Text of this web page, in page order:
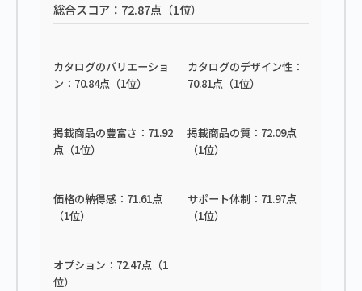
総合スコア：72.87点（1位）
カタログのバリエーショ
ン：70.84点（1位）
カタログのデザイン性：
70.81点（1位）
掲載商品の豊富さ：71.92
点（1位）
掲載商品の質：72.09点
（1位）
価格の納得感：71.61点
（1位）
サポート体制：71.97点
（1位）
オプション：72.47点（1
位）